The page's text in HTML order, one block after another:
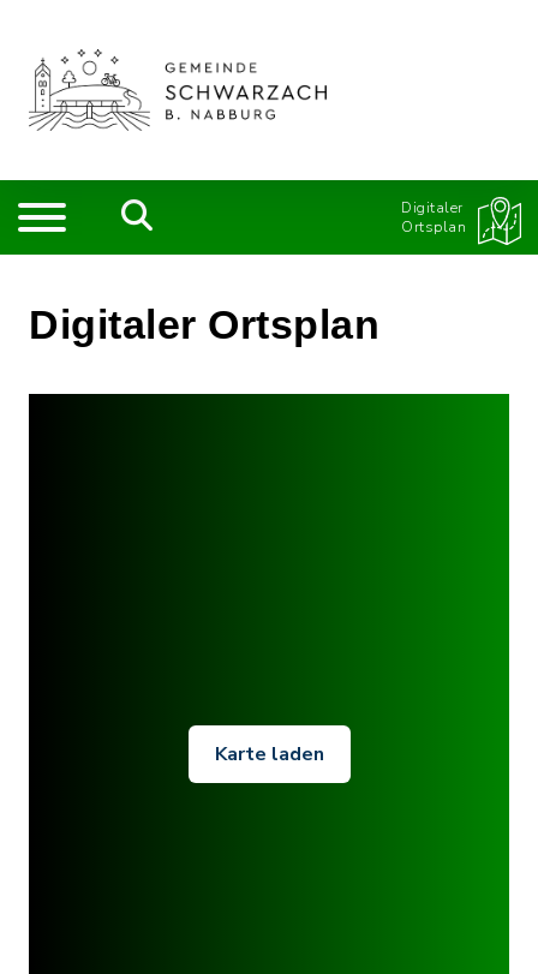
Digitaler
Ortsplan
Digitaler Ortsplan
Karte laden